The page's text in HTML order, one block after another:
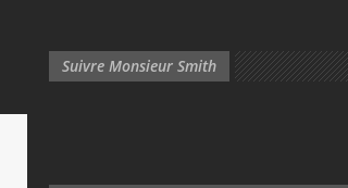
Suivre Monsieur Smith